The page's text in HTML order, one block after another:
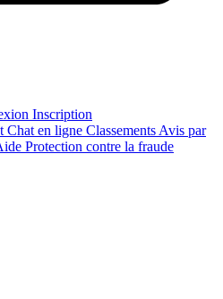
Inscription
Chat en ligne Classements Avis par
Protection contre la fraude